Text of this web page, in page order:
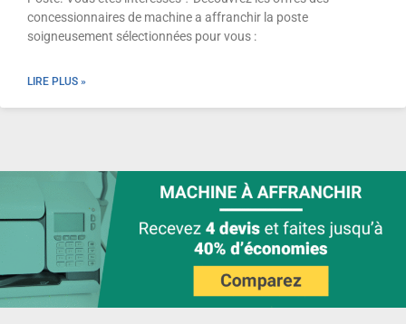
concessionnaires de machine a affranchir la poste
soigneusement sélectionnées pour vous :
LIRE PLUS »